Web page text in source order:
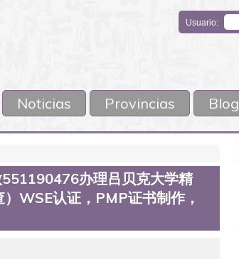
Usuario:
Noticias Provincias Blog
办理吕贝克大学精
WSE认证，PMP证书制作，